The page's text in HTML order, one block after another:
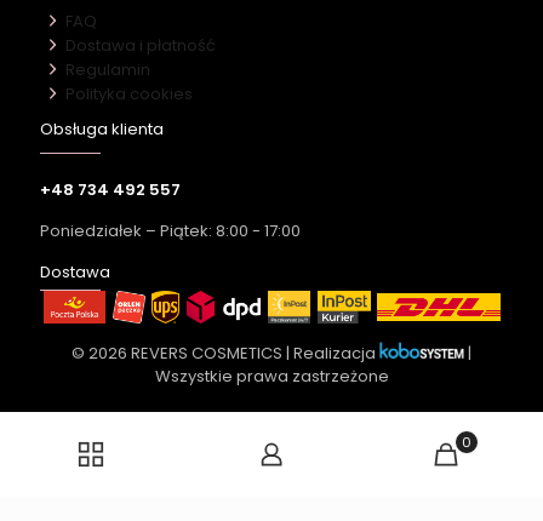
FAQ
Dostawa i płatność
Regulamin
Polityka cookies
Obsługa klienta
+48 734 492 557
Poniedziałek – Piątek: 8:00 - 17:00
Dostawa
© 2026 REVERS COSMETICS | Realizacja
|
Wszystkie prawa zastrzeżone
0